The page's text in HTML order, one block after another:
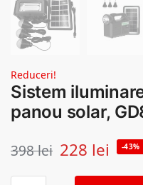
Reduceri!
Sistem
panou solar,
398lei 228 lei -43%